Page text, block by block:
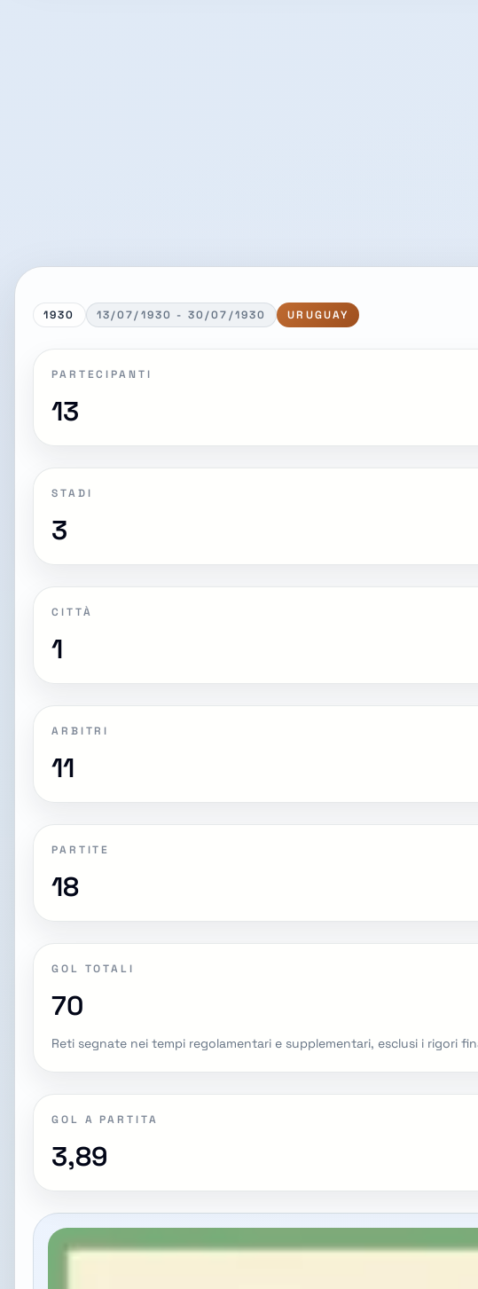
1930 13/07/1930 - 30/07/1930 URUGUAY
PARTECIPANTI
13
STADI
3
CITTÀ
1
ARBITRI
11
PARTITE
18
GOL TOTALI
70
Reti segnate nei tempi regolamentari e supplementari, esclusi i rigori
GOL A PARTITA
3,89